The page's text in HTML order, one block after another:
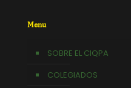
Menu
SOBRE EL CIQPA
COLEGIADOS